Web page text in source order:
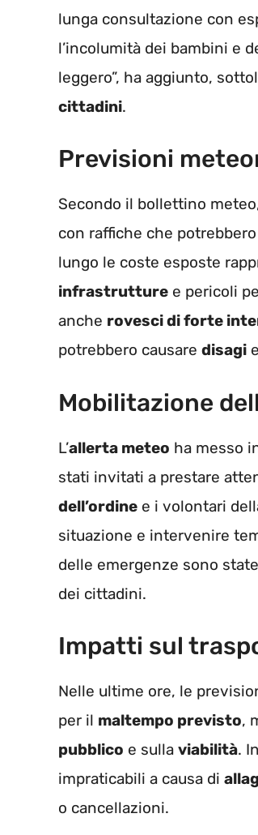
lunga consultazione con
l’incolumità dei bambini e
leggero”, ha aggiunto,
cittadini.
Previsioni
Secondo il bollettino
con raffiche che
lungo le coste esposte
infrastrutture e pericoli
anche rovesci di forte
potrebbero causare disagi e
Mobilitazione
L’allerta meteo ha messo
stati invitati a prestare
dell’ordine e i volontari
situazione e intervenire
delle emergenze sono
dei cittadini.
Impatti sul
Nelle ultime ore, le
per il maltempo previsto,
pubblico e sulla viabilità.
impraticabili a causa di
o cancellazioni.